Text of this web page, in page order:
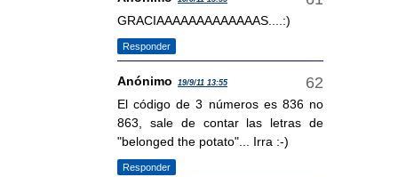
GRACIAAAAAAAAAAAAAS....:)
Responder
Anónimo 19/9/11 13:55
El código de 3 números es 836 no
863, sale de contar las letras de
"belonged the potato"... Irra :-)
Responder